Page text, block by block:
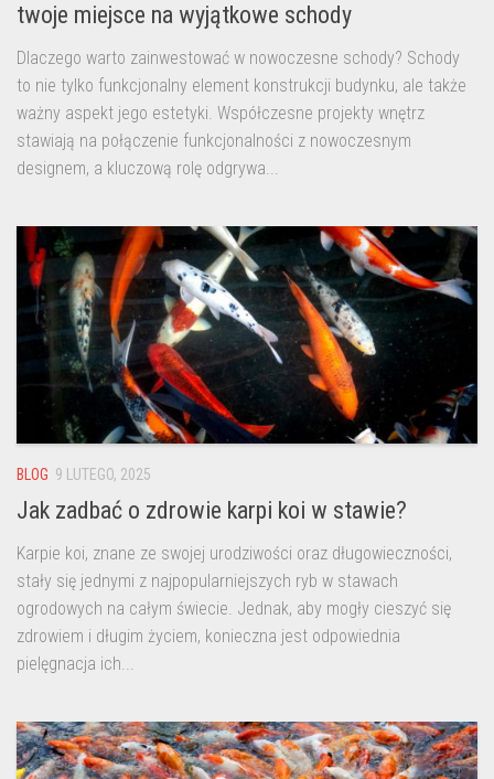
twoje miejsce na wyjątkowe schody
Dlaczego warto zainwestować w nowoczesne schody? Schody
to nie tylko funkcjonalny element konstrukcji budynku, ale także
ważny aspekt jego estetyki. Współczesne projekty wnętrz
stawiają na połączenie funkcjonalności z nowoczesnym
designem, a kluczową rolę odgrywa...
BLOG 9 LUTEGO, 2025
Jak zadbać o zdrowie karpi koi w stawie?
Karpie koi, znane ze swojej urodziwości oraz długowieczności,
stały się jednymi z najpopularniejszych ryb w stawach
ogrodowych na całym świecie. Jednak, aby mogły cieszyć się
zdrowiem i długim życiem, konieczna jest odpowiednia
pielęgnacja ich...